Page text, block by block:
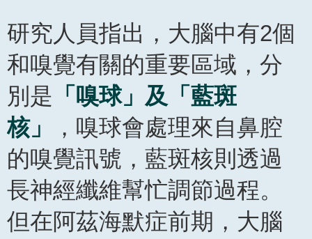
研究人員指出，大腦中有2個
和嗅覺有關的重要區域，分
別是 「嗅球」及「藍斑
核」
，嗅球會處理來自鼻腔
的嗅覺訊號，藍斑核則透過
長神經纖維幫忙調節過程。
但在阿茲海默症前期，大腦